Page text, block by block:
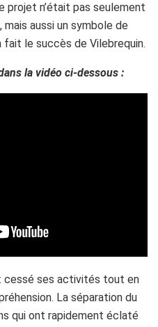
projet n’était pas seulement
aussi un symbole de
le succès de Vilebrequin.
la vidéo ci-dessous :
cessé ses activités tout en
La séparation du
qui ont rapidement éclaté